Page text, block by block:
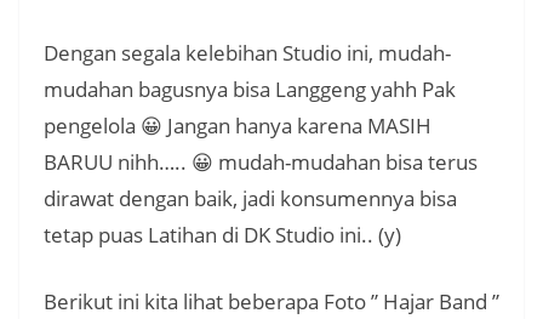
Dengan segala kelebihan Studio ini, mudah-
mudahan bagusnya bisa Langgeng yahh Pak
pengelola 😀 Jangan hanya karena MASIH
BARUU nihh….. 😀 mudah-mudahan bisa terus
dirawat dengan baik, jadi konsumennya bisa
tetap puas Latihan di DK Studio ini.. (y)
Berikut ini kita lihat beberapa Foto ” Hajar Band ”